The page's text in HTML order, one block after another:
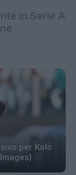
in Serie A
per Kolo